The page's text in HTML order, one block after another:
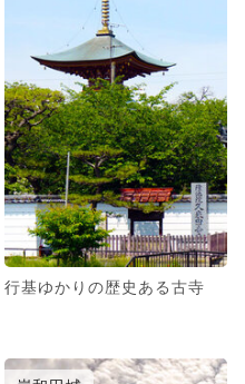
行基ゆかりの歴史ある古寺